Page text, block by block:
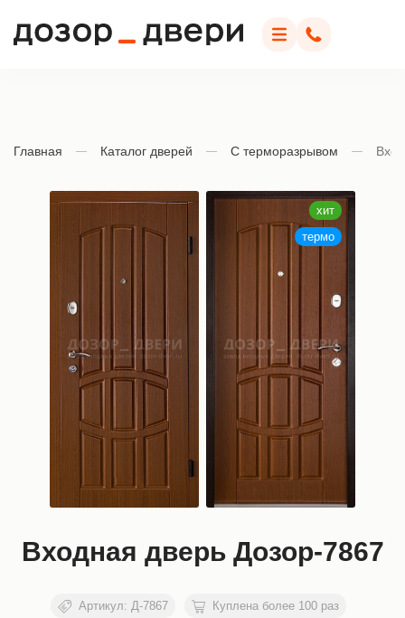
Дозор Двери
МенюПозвонить
Главная Каталог дверей С терморазрывом
Входная дверь Дозор-7867
Артикул: Д-7867 Куплена более 100 раз